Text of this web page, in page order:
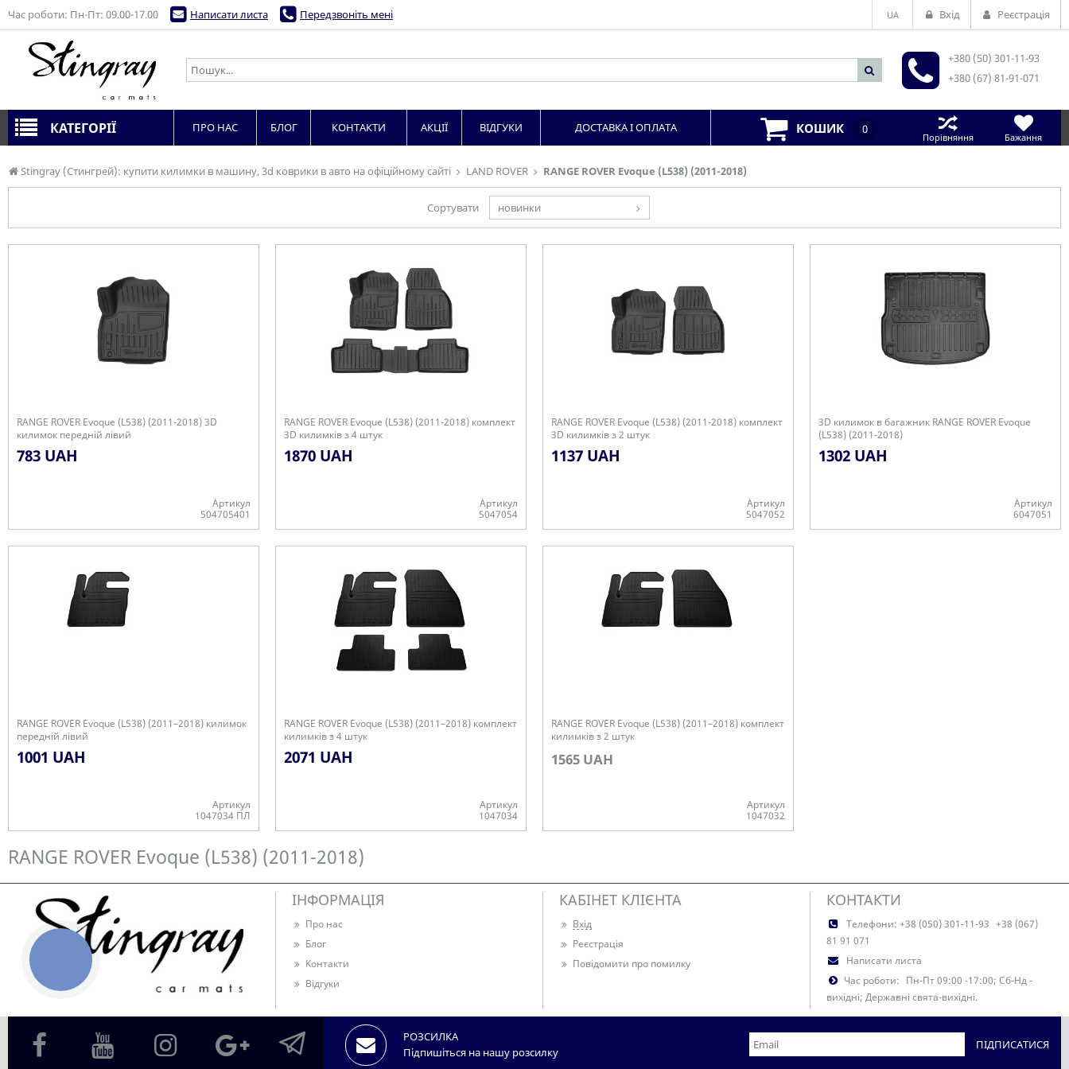
Stingray (Стингрей): купити килимки в машину, 3d коврики в авто на офіційному сайті LAND ROVER RANGE ROVER Evoque (L538) (2011-2018)
Сортувати новинки
RANGE ROVER Evoque (L538) (2011-2018) 3D
килимок передній лівий
783 UAH
Артикул
504705401
RANGE ROVER Evoque (L538) (2011-2018) комплект
3D килимків з 4 штук
1870 UAH
Артикул
5047054
RANGE ROVER Evoque (L538) (2011-2018) комплект
3D килимків з 2 штук
1137 UAH
Артикул
5047052
3D килимок в багажник RANGE ROVER Evoque
(L538) (2011-2018)
1302 UAH
Артикул
6047051
RANGE ROVER Evoque (L538) (2011–2018) килимок
передній лівий
1001 UAH
Артикул
1047034 ПЛ
RANGE ROVER Evoque (L538) (2011–2018) комплект
килимків з 4 штук
2071 UAH
Артикул
1047034
RANGE ROVER Evoque (L538) (2011–2018) комплект
килимків з 2 штук
1565 UAH
Артикул
1047032
RANGE ROVER Evoque (L538) (2011-2018)
Час роботи: Пн-Пт: 09.00-17.00 Написати листа Передзвоніть мені UA Вхід Реєстрація
+380 (50) 301-11-93
+380 (67) 81-91-071
КАТЕГОРІЇ ПРО НАС БЛОГ КОНТАКТИ АКЦІЇ ВІДГУКИ ДОСТАВКА І ОПЛАТА КОШИК 0
Порівняння Бажання
ІНФОРМАЦІЯ
Про нас
Блог
Контакти
Відгуки
КАБІНЕТ КЛІЄНТА
Вхід
Реєстрація
Повідомити про помилку
КОНТАКТИ
Телефони: +38 (050) 301-11-93 +38 (067)
81 91 071
Написати листа
Час роботи: Пн-Пт 09:00 -17:00; Сб-Нд -
вихідні; Державні свята-вихідні.
РОЗСИЛКА
Підпишіться на нашу розсилку